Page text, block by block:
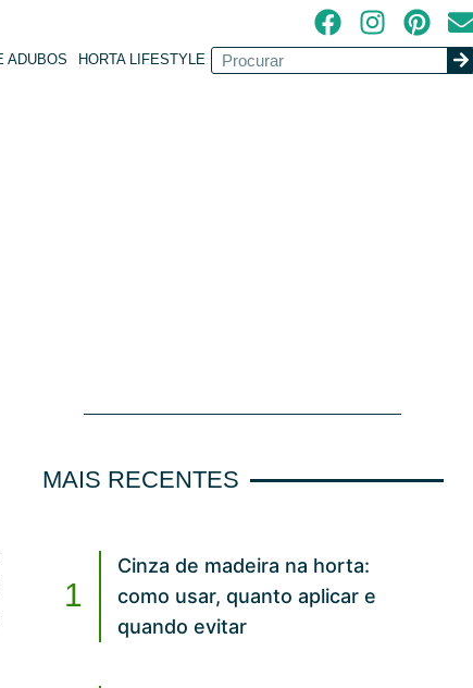
ADUBOS HORTA LIFESTYLE
MAIS RECENTES
Cinza de madeira na horta:
como usar, quanto aplicar e
quando evitar